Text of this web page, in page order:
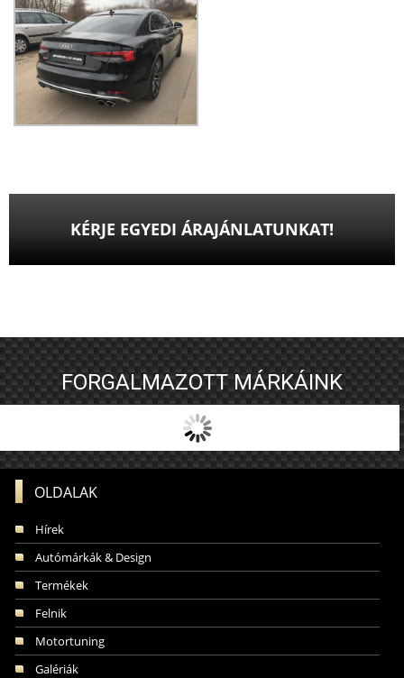
KÉRJE EGYEDI ÁRAJÁNLATUNKAT!
FORGALMAZOTT MÁRKÁINK
OLDALAK
Hírek
Autómárkák & Design
Termékek
Felnik
Motortuning
Galériák